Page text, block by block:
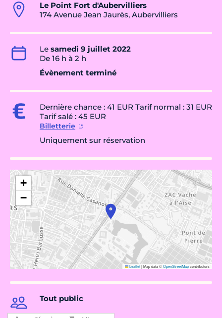
Le Point Fort d'Aubervilliers
174 Avenue Jean Jaurès, Aubervilliers
Le samedi 9 juillet 2022
De 16 h à 2 h
Évènement terminé
Dernière chance : 41 EUR Tarif normal : 31 EUR
Tarif salé : 45 EUR
Billetterie
Uniquement sur réservation
+
−
Leaflet|Map data ©OpenStreetMapcontributors
Tout public